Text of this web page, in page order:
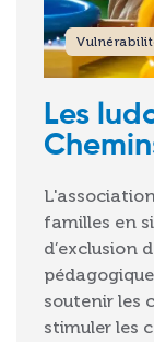
Les
familles en
d’exclusion
soutenir les
stimuler les